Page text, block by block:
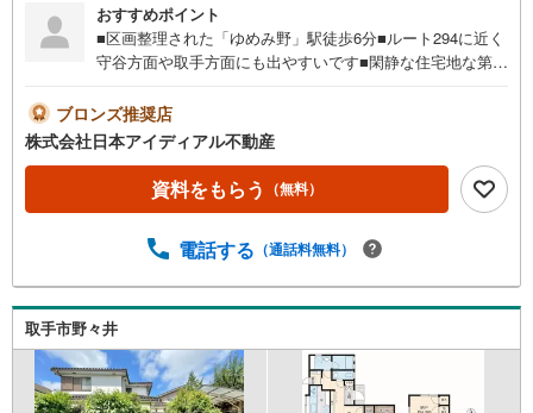
おすすめポイント
■区画整理された「ゆめみ野」駅徒歩6分■ルート294に近く
守谷方面や取手方面にも出やすいです■閑静な住宅地な第一
も魅力。独立型キッチンなら急な来客があっても気にする
必要がありません。窓付きの浴室が付いておりますので、
カビの心配もご無用です。ゆったりとした間取りの4DKで
す。取手市の関東鉄道常総線ゆめみ野周辺にある戸建て探
しで、何かお困りの事がございましたら日本アイディアル
ブロンズ推奨店
株式会社日本アイディアル不動産
資料をもらう （無料）
電話する （通話料無料）
取手市野々井